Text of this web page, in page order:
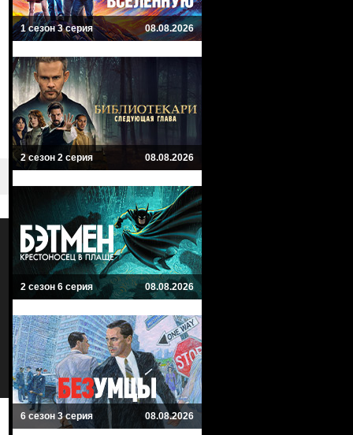
1 сезон 3 серия 08.08.2026
2 сезон 2 серия 08.08.2026
2 сезон 6 серия 08.08.2026
6 сезон 3 серия 08.08.2026